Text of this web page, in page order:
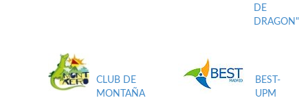
DE
DRAGON"
CLUB DE
MONTAÑA
BEST-
UPM